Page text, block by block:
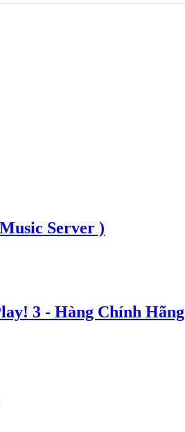
Server )
3 - Hàng Chính Hãng